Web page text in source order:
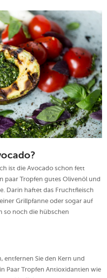
ist die Avocado schon fett
paar Tropfen gutes Olivenöl und
Darin haftet das Fruchtfleisch
Grillpfanne oder sogar auf
so noch die hübschen
entfernen Sie den Kern und
Paar Tropfen Antioxidantien wie